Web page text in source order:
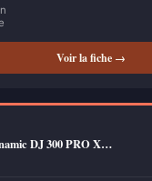
Voir la fiche →
DJ 300 PRO X…